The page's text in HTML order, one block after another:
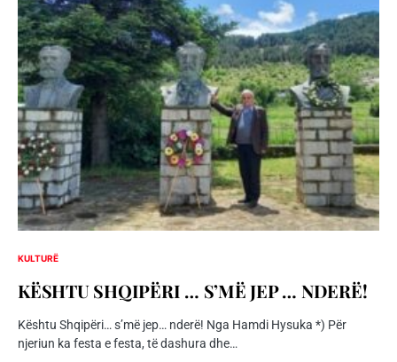
KULTURË
KЁSHTU SHQIPЁRI … S’MЁ JEP … NDERЁ!
Kështu Shqipëri… s’më jep… nderë! Nga Hamdi Hysuka *) Për
njeriun ka festa e festa, të dashura dhe…